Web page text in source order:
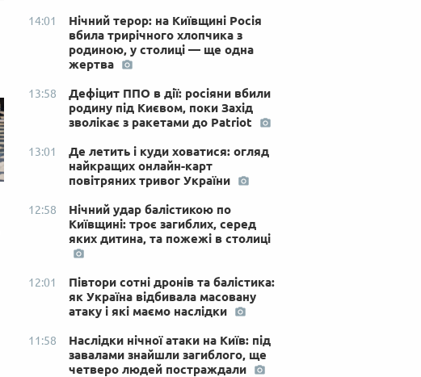
14:01
Нічний терор: на Київщині Росія
вбила трирічного хлопчика з
родиною, у столиці — ще одна
жертва
13:58
Дефіцит ППО в дії: росіяни вбили
родину під Києвом, поки Захід
зволікає з ракетами до Patriot
13:01
Де летить і куди ховатися: огляд
найкращих онлайн-карт
повітряних тривог України
12:58
Нічний удар балістикою по
Київщині: троє загиблих, серед
яких дитина, та пожежі в столиці
12:01
Півтори сотні дронів та балістика:
як Україна відбивала масовану
атаку і які маємо наслідки
11:58
Наслідки нічної атаки на Київ: під
завалами знайшли загиблого, ще
четверо людей постраждали